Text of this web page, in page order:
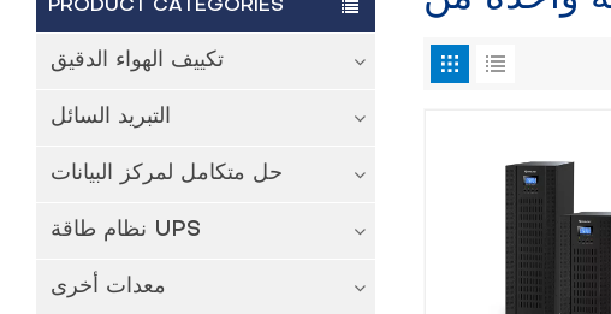
PRODUCT CATEGORIES
تكييف الهواء الدقيق
التبريد السائل
حل متكامل لمركز البيانات
نظام طاقة UPS
معدات أخرى